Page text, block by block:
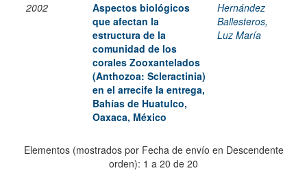
2002
Aspectos biológicos
que afectan la
estructura de la
comunidad de los
corales Zooxantelados
(Anthozoa: Scleractinia)
en el arrecife la entrega,
Bahías de Huatulco,
Oaxaca, México
Hernández
Ballesteros,
Luz María
Elementos (mostrados por Fecha de envío en Descendente
orden): 1 a 20 de 20